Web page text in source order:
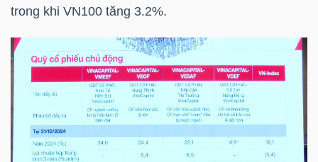
trong khi VN100 tăng 3.2%.
CỤ
ĐẦU